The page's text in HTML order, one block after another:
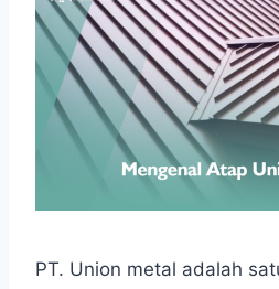
PT. Union metal adalah